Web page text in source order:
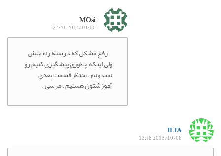
MOsi
2013/10/06 23:41
رفع مشکل که درسته راه حلش
ولی اینکه چطوری پیشگیری کنیم رو
نمیدونم . منتظر قسمت بعدی
آموزشتون هستیم . مرسی .
ILIA
2013/10/06 13:18